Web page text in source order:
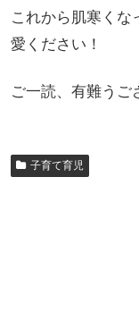
これから肌寒くな
愛ください！
ご一読、有難うご
子育て育児